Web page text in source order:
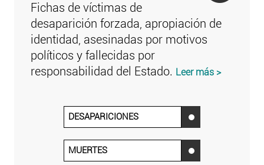
Fichas de víctimas de
desaparición forzada, apropiación de
identidad, asesinadas por motivos
políticos y fallecidas por
responsabilidad del Estado. Leer más >
DESAPARICIONES ‌
MUERTES ‌